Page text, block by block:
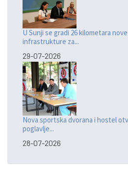
U Sunji se gradi 26 kilometara
infrastrukture za...
29-07-2026
Nova sportska dvorana i hostel
poglavlje...
28-07-2026